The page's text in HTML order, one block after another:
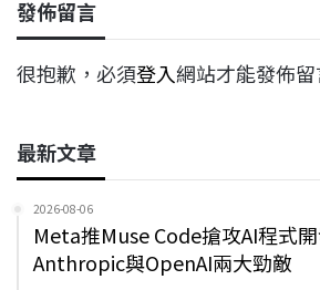
發佈留言
很抱歉，必須登入網站才能發佈留
最新文章
2026-08-06
Meta推Muse Code搶攻AI程式
Anthropic與OpenAI兩大勁敵